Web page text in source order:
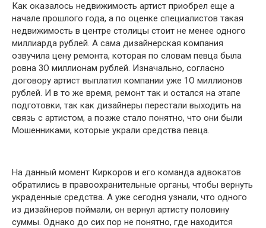
Как оказалось недвижимость артист приобрел еще а
начале прошлого года, а по оценке специалистов такая
недвижимость в центре столицы стоит не менее одного
миллиарда рублей. А сама дизайнерская компания
озвучила цену ремонта, которая по словам певца была
ровна 3О миллионам рублей. Изначально, согласно
договору артист выплатил компании уже 1О миллионов
рублей. И в то же время, ремонт так и остался на этапе
подготовки, так как дизайнеры перестали выходить на
связь с артистом, а позже стало понятно, что они были
Мошенниками, которые украли средства певца.
На данный момент Киркоров и его команда адвокатов
обратились в правоохранительные органы, чтобы вернуть
украденные средства. А уже сегодня узнали, что одного
из дизайнеров поймали, он вернул артисту половину
суммы. Однако до сих пор не понятно, где находится